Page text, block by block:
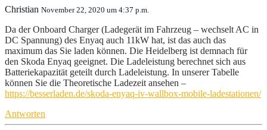
Christian November 22, 2020 um 4:37 p.m.
Da der Onboard Charger (Ladegerät im Fahrzeug – wechselt AC in
DC Spannung) des Enyaq auch 11kW hat, ist das auch das
maximum das Sie laden können. Die Heidelberg ist demnach für
den Skoda Enyaq geeignet. Die Ladeleistung berechnet sich aus
Batteriekapazität geteilt durch Ladeleistung. In unserer Tabelle
können Sie die Theoretische Ladezeit ansehen –
https://besserladen.de/skoda-enyaq-iv-wallbox-mobile-ladestationen/
Antworten